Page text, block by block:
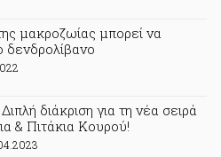
μακροζωίας μπορεί να
δενδρολίβανο
διάκριση για τη νέα σειρά
& Πιτάκια Κουρού!